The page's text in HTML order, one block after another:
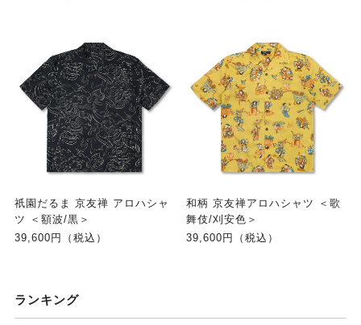
祇園だるま 京友禅 アロハシャ
ツ ＜額波/黒＞
39,600円（税込）
和柄 京友禅アロハシャツ ＜歌
舞伎/刈安色＞
39,600円（税込）
ランキング